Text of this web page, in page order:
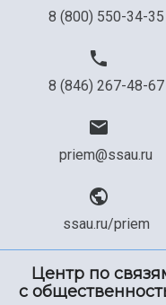
8 (800) 550-34-35
8 (846) 267-48-67
priem@ssau.ru
ssau.ru/priem
Центр по
с